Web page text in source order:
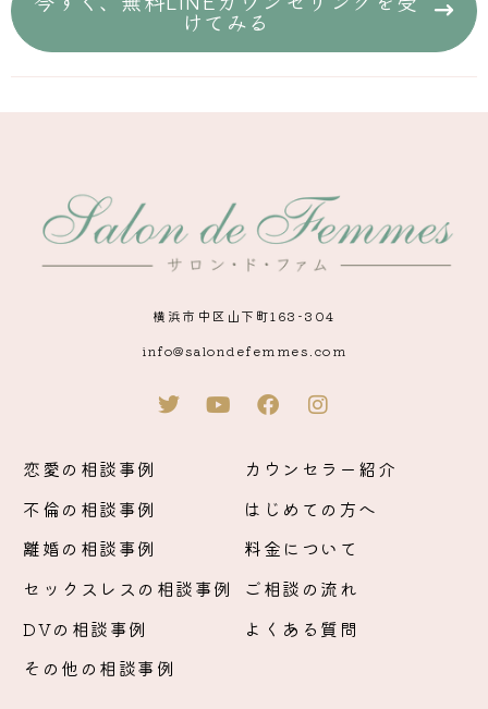
けてみる
横浜市中区山下町163-304
info@salondefemmes.com
恋愛の相談事例
不倫の相談事例
離婚の相談事例
セックスレスの相談事例
DVの相談事例
その他の相談事例
カウンセラー紹介
はじめての方へ
料金について
ご相談の流れ
よくある質問